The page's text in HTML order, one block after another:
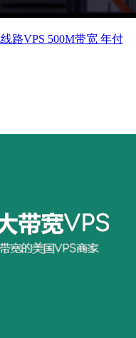
路VPS 500M带宽 年付